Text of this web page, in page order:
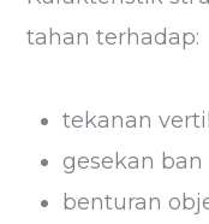
tahan terhadap:
tekanan
gesekan ban
benturan